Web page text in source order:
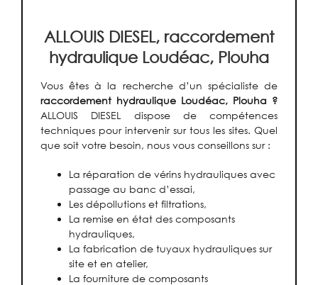
ALLOUIS DIESEL, raccordement
hydraulique Loudéac, Plouha
Vous êtes à la recherche d’un spécialiste de
raccordement hydraulique Loudéac, Plouha ?
ALLOUIS DIESEL dispose de compétences
techniques pour intervenir sur tous les sites. Quel
que soit votre besoin, nous vous conseillons sur :
La réparation de vérins hydrauliques avec
passage au banc d’essai,
Les dépollutions et filtrations,
La remise en état des composants
hydrauliques,
La fabrication de tuyaux hydrauliques sur
site et en atelier,
La fourniture de composants